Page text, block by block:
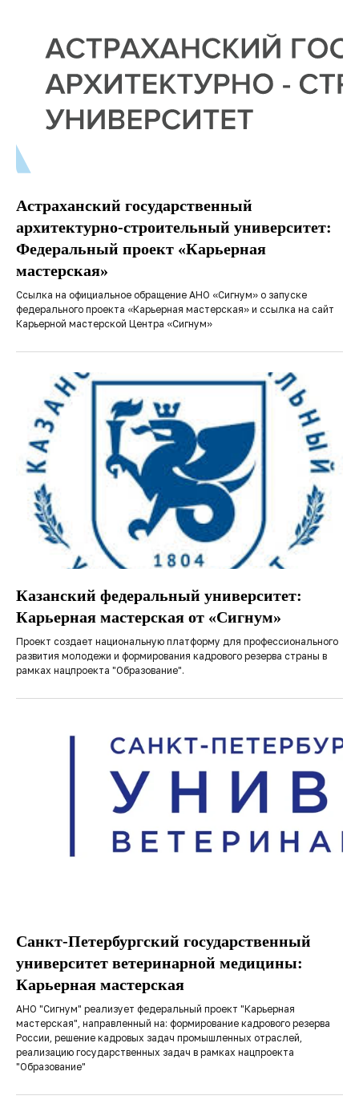
Астраханский государственный
архитектурно-строительный университет:
Федеральный проект «Карьерная
мастерская»
Ссылка на официальное обращение АНО «Сигнум» о запуске
федерального проекта «Карьерная мастерская» и ссылка на сайт
Карьерной мастерской Центра «Сигнум»
Казанский федеральный университет:
Карьерная мастерская от «Сигнум»
Проект создает национальную платформу для профессионального
развития молодежи и формирования кадрового резерва страны в
рамках нацпроекта "Образование".
Санкт-Петербургский государственный
университет ветеринарной медицины:
Карьерная мастерская
АНО "Сигнум" реализует федеральный проект "Карьерная
мастерская", направленный на: формирование кадрового резерва
России, решение кадровых задач промышленных отраслей,
реализацию государственных задач в рамках нацпроекта
"Образование"